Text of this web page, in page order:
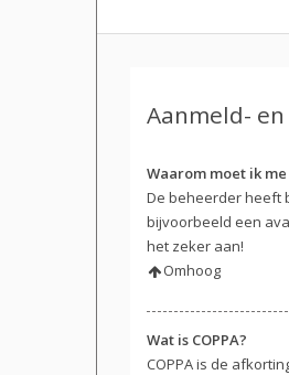
Aanmeld-
Waarom moet ik
De beheerder heeft
bijvoorbeeld een
het zeker aan!
Omhoog
Wat is COPPA?
COPPA is de